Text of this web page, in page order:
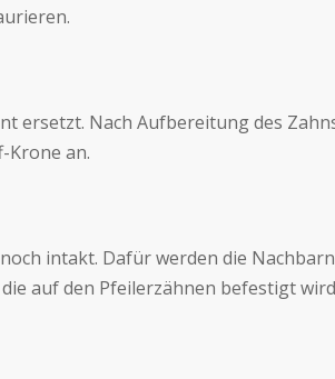
ersetzt. Nach Aufbereitung des
Krone an.
intakt. Dafür werden die
auf den Pfeilerzähnen befestigt